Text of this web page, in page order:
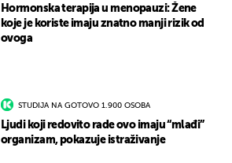
Hormonska terapija u menopauzi: Žene
koje je koriste imaju znatno manji rizik od
ovoga
STUDIJA NA GOTOVO 1.900 OSOBA
Ljudi koji redovito rade ovo imaju “mlađi”
organizam, pokazuje istraživanje